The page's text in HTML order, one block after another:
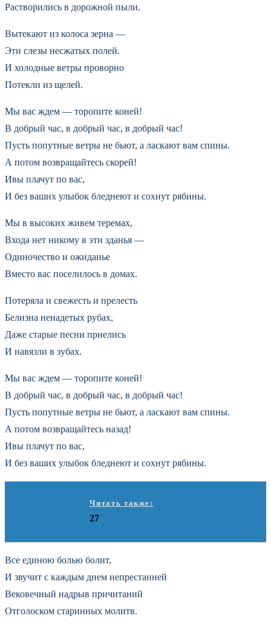
Растворились в дорожной пыли.
Вытекают из колоса зерна —
Эти слезы несжатых полей.
И холодные ветры проворно
Потекли из щелей.
Мы вас ждем — торопите коней!
В добрый час, в добрый час, в добрый час!
Пусть попутные ветры не бьют, а ласкают вам спины.
А потом возвращайтесь скорей!
Ивы плачут по вас,
И без ваших улыбок бледнеют и сохнут рябины.
Мы в высоких живем теремах,
Входа нет никому в эти зданья —
Одиночество и ожиданье
Вместо вас поселилось в домах.
Потеряла и свежесть и прелесть
Белизна ненадетых рубах,
Даже старые песни приелись
И навязли в зубах.
Мы вас ждем — торопите коней!
В добрый час, в добрый час, в добрый час!
Пусть попутные ветры не бьют, а ласкают вам спины.
А потом возвращайтесь назад!
Ивы плачут по вас,
И без ваших улыбок бледнеют и сохнут рябины.
Читать также:
27
Все единою болью болит,
И звучит с каждым днем непрестанней
Вековечный надрыв причитаний
Отголоском старинных молитв.